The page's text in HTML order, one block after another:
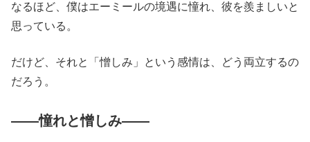
なるほど、僕はエーミールの境遇に憧れ、彼を羨ましいと
思っている。
だけど、それと「憎しみ」という感情は、どう両立するの
だろう。
――憧れと憎しみ――